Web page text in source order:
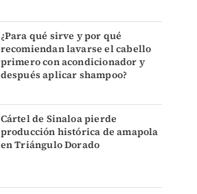
¿Para qué sirve y por qué
recomiendan lavarse el cabello
primero con acondicionador y
después aplicar shampoo?
Cártel de Sinaloa pierde
producción histórica de amapola
en Triángulo Dorado